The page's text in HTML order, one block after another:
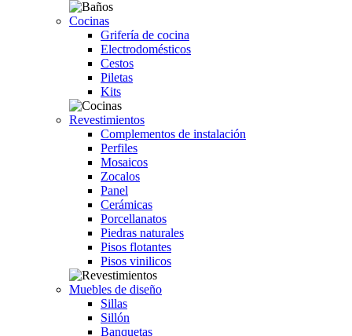
Cocinas
Grifería de cocina
Electrodomésticos
Cestos
Piletas
Kits
Revestimientos
Complementos de instalación
Perfiles
Mosaicos
Zocalos
Panel
Cerámicas
Porcellanatos
Piedras naturales
Pisos flotantes
Pisos vinilicos
Muebles de diseño
Sillas
Sillón
Banquetas